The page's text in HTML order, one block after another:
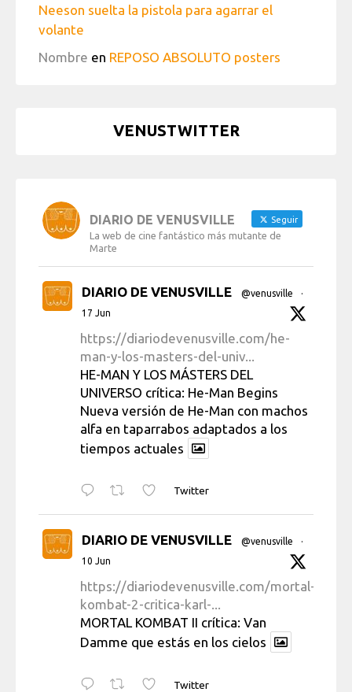
Neeson suelta la pistola para agarrar el
volante
Nombre en REPOSO ABSOLUTO posters
VENUSTWITTER
DIARIO DE VENUSVILLE Seguir
La web de cine fantástico más mutante de
Marte
DIARIO DE VENUSVILLE @venusville
·
17 Jun
https://diariodevenusville.com/he-
man-y-los-masters-del-univ...
HE-MAN Y LOS MÁSTERS DEL
UNIVERSO crítica: He-Man Begins
Nueva versión de He-Man con machos
alfa en taparrabos adaptados a los
tiempos actuales
Twitter
DIARIO DE VENUSVILLE @venusville
·
10 Jun
https://diariodevenusville.com/mortal-
kombat-2-critica-karl-...
MORTAL KOMBAT II crítica: Van
Damme que estás en los cielos
Twitter